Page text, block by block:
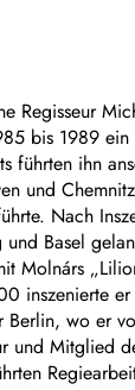
Regisseur
bis 1989 ein
führten ihn
und
Nach
und Basel
Molnárs
inszenierte
Berlin, wo er
und Mitglied